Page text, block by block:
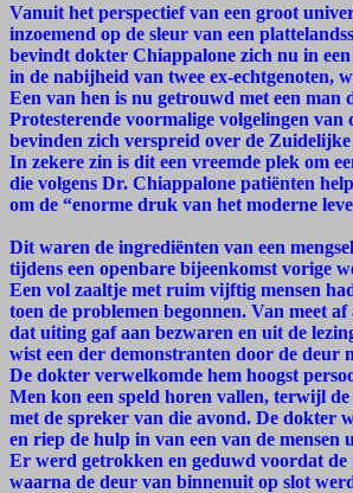
Vanuit het perspectief van een groot
inzoemend op de sleur van een
bevindt dokter Chiappalone zich nu in een
in de nabijheid van twee ex-echtgenoten,
Een van hen is nu getrouwd met een
Protesterende voormalige volgelingen
bevinden zich verspreid over de
In zekere zin is dit een vreemde plek om
die volgens Dr. Chiappalone patiënten
om de “enorme druk van het moderne
Dit waren de ingrediënten van een
tijdens een openbare bijeenkomst vorige
Een vol zaaltje met ruim vijftig mensen
toen de problemen begonnen. Van meet
dat uiting gaf aan bezwaren en uit de
wist een der demonstranten door de deur
De dokter verwelkomde hem hoogst
Men kon een speld horen vallen, terwijl
met de spreker van die avond. De dokter
en riep de hulp in van een van de mensen
Er werd getrokken en geduwd voordat
waarna de deur van binnenuit op slot